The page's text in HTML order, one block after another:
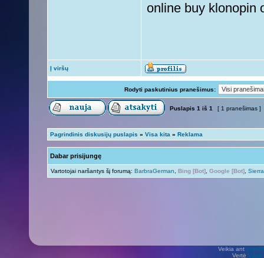
online buy klonopin
Į viršų
Rodyti paskutinius pranešimus:
Puslapis 1 iš 1 [ 1 pranešimas ]
Pagrindinis diskusijų puslapis » Visa kita » Reklama
Dabar prisijungę
Vartotojai naršantys šį forumą: BarbraGerman Bing [Bot] Google [Bot]
Veikia ant
Vertė Vilius